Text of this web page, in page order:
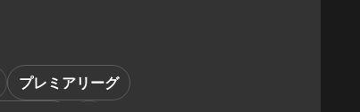
プレミアリーグ